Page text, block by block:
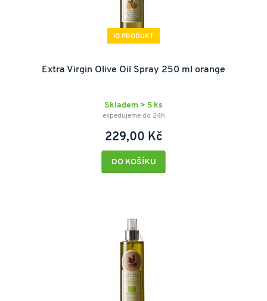
IQ PRODUKT
Extra Virgin Olive Oil Spray 250 ml orange
Skladem > 5 ks
expedujeme do 24h
229,00 Kč
DO KOŠÍKU